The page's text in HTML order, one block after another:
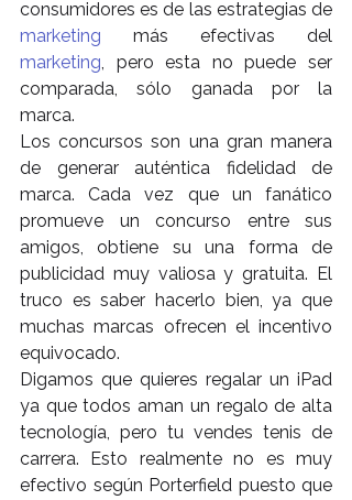
marketing
marketing, pero esta no puede ser
comparada, sólo ganada por la
marca.
Los concursos son una gran manera
de generar auténtica fidelidad de
marca. Cada vez que un fanático
promueve un concurso entre sus
amigos, obtiene su una forma de
publicidad muy valiosa y gratuita. El
truco es saber hacerlo bien, ya que
muchas marcas ofrecen el incentivo
equivocado.
Digamos que quieres regalar un iPad
ya que todos aman un regalo de alta
tecnología, pero tu vendes tenis de
carrera. Esto realmente no es muy
efectivo según Porterfield puesto que